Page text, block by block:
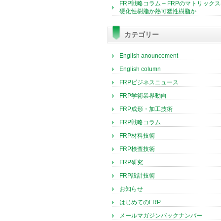
FRP戦略コラム – FRPのマトリック
硬化性樹脂か熱可塑性樹脂か
カテゴリー
English anouncement
English column
FRPビジネスニュース
FRP学術業界動向
FRP成形・加工技術
FRP戦略コラム
FRP材料技術
FRP検査技術
FRP研究
FRP設計技術
お知らせ
はじめてのFRP
メールマガジンバックナンバー